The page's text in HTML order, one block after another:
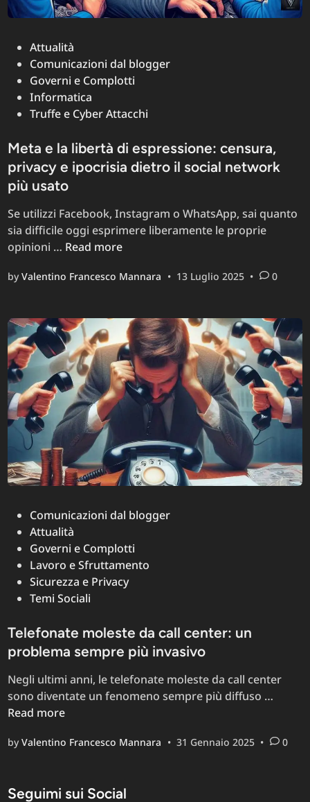
PostedAttualità
Comunicazioni dal blogger
Governi e Complotti
Informatica
Truffe e Cyber Attacchi
Meta e la libertà di espressione: censura,
privacy e ipocrisia dietro il social network
più usato
Se utilizzi Facebook, Instagram o WhatsApp, sai quanto
sia difficile oggi esprimere liberamente le proprie
opinioni … Meta
la
espressione:
censura,
privacy
e
ipocrisia
dietro
il
social
network
più
Read more
byValentino Francesco Mannara • 13 Luglio 2025 • 0
PostedComunicazioni dal blogger
Attualità
Governi e Complotti
Lavoro e Sfruttamento
Sicurezza e Privacy
Temi Sociali
Telefonate moleste da call center: un
problema sempre più invasivo
Negli ultimi anni, le telefonate moleste da call center
sono diventate un fenomeno sempre più diffuso …
call
Read more
byValentino Francesco Mannara • 31 Gennaio 2025 • 0
Seguimi sui Social